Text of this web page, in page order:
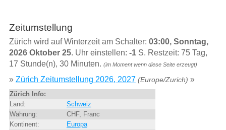
Zeitumstellung
Zürich wird auf Winterzeit am Schalter: 03:00, Sonntag,
2026 Oktober 25. Uhr einstellen: -1S. Restzeit: 75 Tag,
17 Stunde(n), 30 Minuten. (im Moment wenn diese Seite erzeugt)
» Zürich Zeitumstellung 2026, 2027 (Europe/Zurich) »
Zürich Info:
Land:
Schweiz
Währung:
CHF, Franc
Kontinent:
Europa